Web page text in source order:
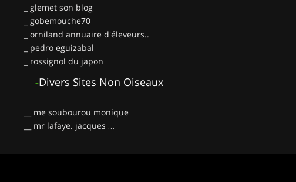
_ glemet son blog
_ gobemouche70
_ orniland annuaire d'éleveurs..
_ pedro eguizabal
_ rossignol du japon
-Divers Sites Non Oiseaux
__ me soubourou monique
__ mr lafaye. jacques …